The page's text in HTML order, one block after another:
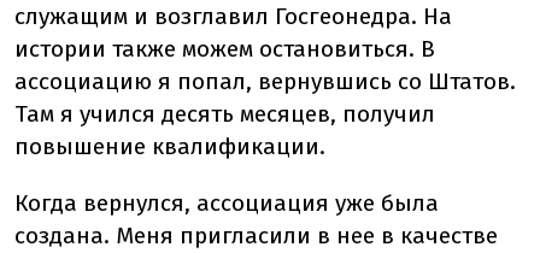
служащим и возглавил Госгеонедра. На
истории также можем остановиться. В
ассоциацию я попал, вернувшись со Штатов.
Там я учился десять месяцев, получил
повышение квалификации.
Когда вернулся, ассоциация уже была
создана. Меня пригласили в нее в качестве